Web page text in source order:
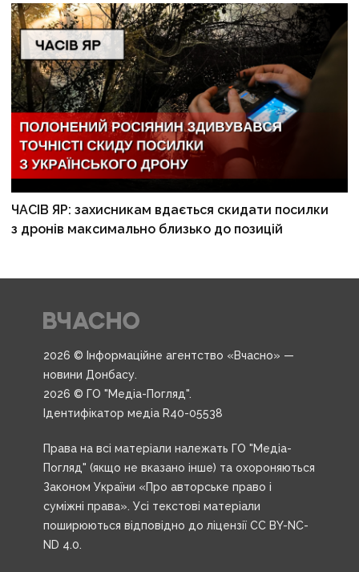
ЧАСІВ ЯР: захисникам вдається скидати посилки
з дронів максимально близько до позицій
2026 © Інформаційне агентство «Вчасно» —
новини Донбасу.
2026 © ГО "Медіа-Погляд".
Ідентифікатор медіа R40-05538
Права на всі матеріали належать ГО "Медіа-
Погляд" (якщо не вказано інше) та охороняються
Законом України «Про авторське право і
суміжні права». Усі текстові матеріали
поширюються відповідно до ліцензії CC BY-NC-
ND 4.0.